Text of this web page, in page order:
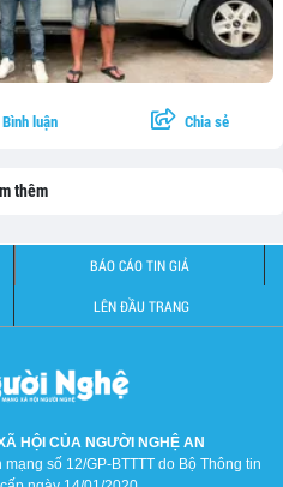
Bình luận Chia sẻ
thêm
BÁO CÁO TIN GIẢ
LÊN ĐẦU TRANG
HỘI CỦA NGƯỜI NGHỆ AN
số 12/GP-BTTTT do Bộ Thông tin